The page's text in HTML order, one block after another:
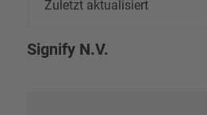
Zuletzt aktualisiert
Signify N.V.